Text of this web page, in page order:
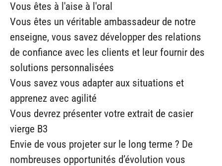
Vous êtes à l'aise à l'oral
Vous êtes un véritable ambassadeur de notre
enseigne, vous savez développer des relations
de confiance avec les clients et leur fournir des
solutions personnalisées
Vous savez vous adapter aux situations et
apprenez avec agilité
Vous devrez présenter votre extrait de casier
vierge B3
Envie de vous projeter sur le long terme ? De
nombreuses opportunités d’évolution vous